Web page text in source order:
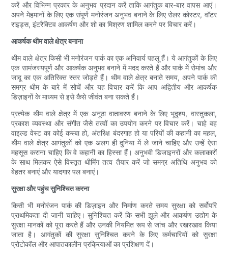
करें और विभिन्न प्रकार के अनुभव प्रदान करें ताकि आगंतुक बार-बार वापस आएं।
अपने मेहमानों के लिए एक संपूर्ण मनोरंजन अनुभव बनाने के लिए रोलर कोस्टर, वॉटर
राइड्स, इंटरैक्टिव आकर्षण और शो का मिश्रण शामिल करने पर विचार करें।
आकर्षक थीम वाले क्षेत्र बनाना
थीम वाले क्षेत्र किसी भी मनोरंजन पार्क का एक अनिवार्य पहलू हैं। ये आगंतुकों के लिए
एक सामंजस्यपूर्ण और आकर्षक अनुभव बनाने में मदद करते हैं और पार्क में रोमांच और
जादू का एक अतिरिक्त स्तर जोड़ते हैं। थीम वाले क्षेत्र बनाते समय, अपने पार्क की
समग्र थीम के बारे में सोचें और यह विचार करें कि आप अद्वितीय और आकर्षक
डिज़ाइनों के माध्यम से इसे कैसे जीवंत बना सकते हैं।
प्रत्येक थीम वाले क्षेत्र में एक अनूठा वातावरण बनाने के लिए भूदृश्य, वास्तुकला,
प्रकाश व्यवस्था और संगीत जैसे तत्वों का उपयोग करने पर विचार करें। चाहे वह
वाइल्ड वेस्ट का कोई कस्बा हो, अंतरिक्ष बंदरगाह हो या परियों की कहानी का महल,
थीम वाले क्षेत्र आगंतुकों को एक अलग ही दुनिया में ले जाने चाहिए और उन्हें ऐसा
महसूस कराना चाहिए कि वे कहानी का हिस्सा हैं। अनुभवी डिजाइनरों और कलाकारों
के साथ मिलकर ऐसे विस्तृत थीमिंग तत्व तैयार करें जो समग्र अतिथि अनुभव को
बेहतर बनाएं और यादगार पल बनाएं।
सुरक्षा और पहुंच सुनिश्चित करना
किसी भी मनोरंजन पार्क की डिज़ाइन और निर्माण करते समय सुरक्षा को सर्वोपरि
प्राथमिकता दी जानी चाहिए। सुनिश्चित करें कि सभी झूले और आकर्षण उद्योग के
सुरक्षा मानकों को पूरा करते हैं और उनकी नियमित रूप से जांच और रखरखाव किया
जाता है। आगंतुकों की सुरक्षा सुनिश्चित करने के लिए कर्मचारियों को सुरक्षा
प्रोटोकॉल और आपातकालीन प्रक्रियाओं का प्रशिक्षण दें।